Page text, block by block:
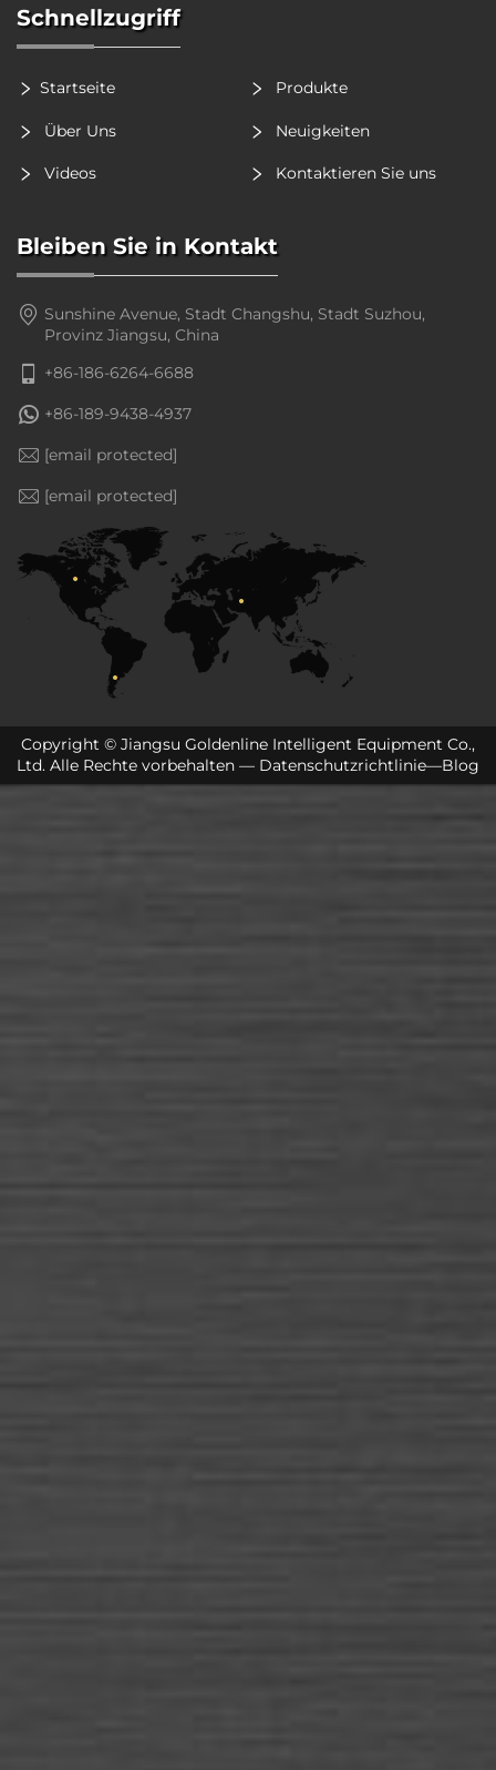
Schnellzugriff
Startseite Produkte
Über Uns Neuigkeiten
Videos Kontaktieren Sie uns
Bleiben Sie in Kontakt
Sunshine Avenue, Stadt Changshu, Stadt Suzhou,
Provinz Jiangsu, China
+86-186-6264-6688
+86-189-9438-4937
[email protected]
[email protected]
Copyright © Jiangsu Goldenline Intelligent Equipment Co.,
Ltd. Alle Rechte vorbehalten — Datenschutzrichtlinie—Blog